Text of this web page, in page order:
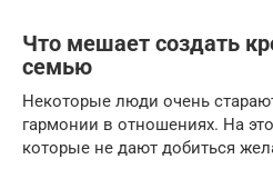
Что мешает создать
семью
Некоторые люди очень
гармонии в отношениях. На
которые не дают добиться